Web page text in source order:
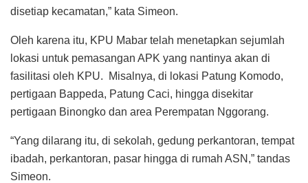
disetiap kecamatan,” kata Simeon.
Oleh karena itu, KPU Mabar telah menetapkan sejumlah
lokasi untuk pemasangan APK yang nantinya akan di
fasilitasi oleh KPU. Misalnya, di lokasi Patung Komodo,
pertigaan Bappeda, Patung Caci, hingga disekitar
pertigaan Binongko dan area Perempatan Nggorang.
“Yang dilarang itu, di sekolah, gedung perkantoran, tempat
ibadah, perkantoran, pasar hingga di rumah ASN,” tandas
Simeon.